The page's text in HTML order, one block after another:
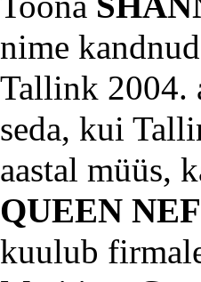
nime
Tallink 2004.
seda, kui
aastal müüs,
QUEEN
kuulub